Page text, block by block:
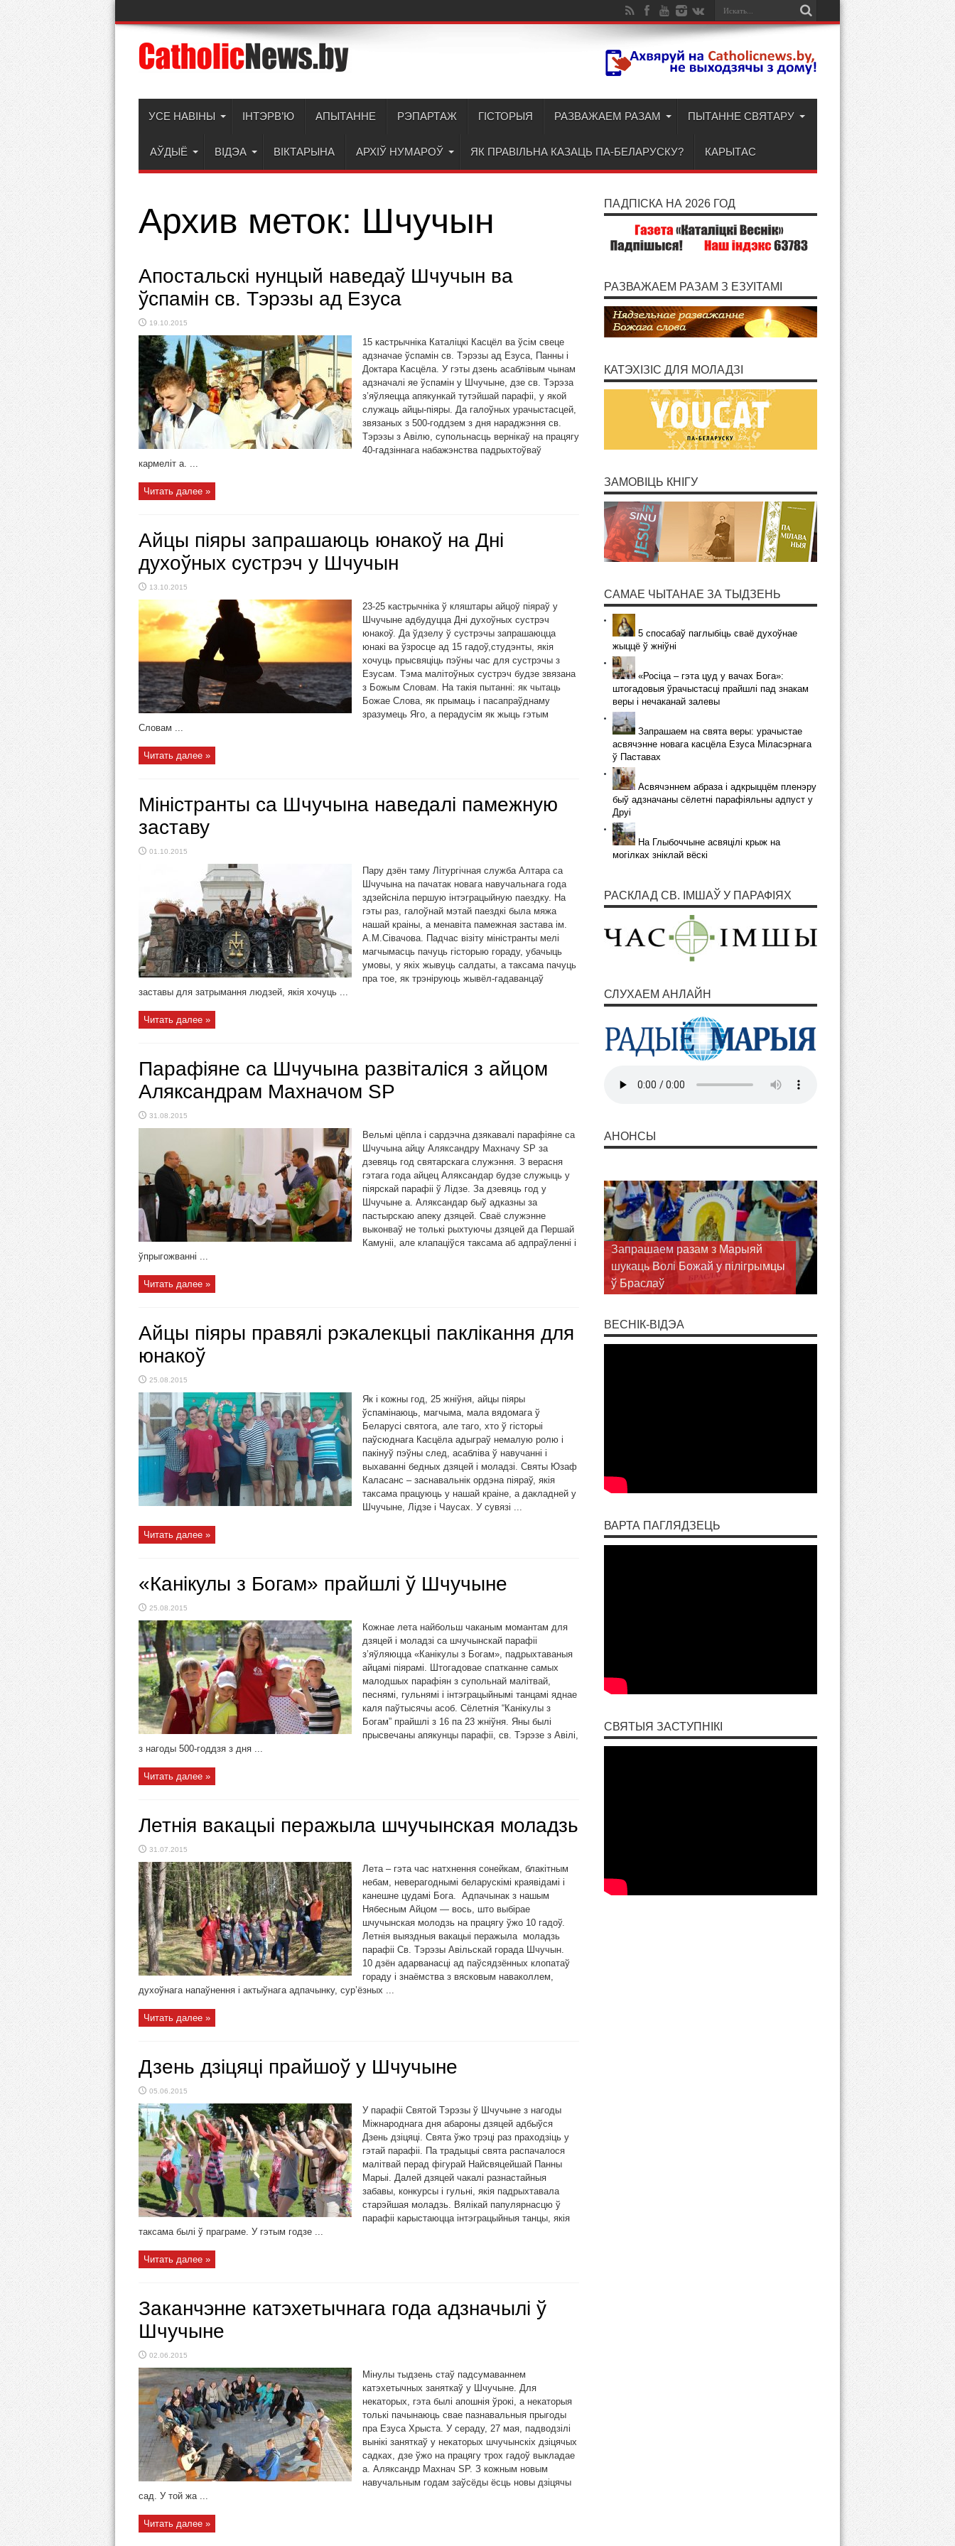
УСЕ НАВІНЫ ІНТЭРВ’Ю АПЫТАННЕ РЭПАРТАЖ ГІСТОРЫЯ РАЗВАЖАЕМ РАЗАМ ПЫТАННЕ СВЯТАРУ
АЎДЫЁ ВІДЭА ВІКТАРЫНА АРХІЎ НУМАРОЎ ЯК ПРАВІЛЬНА КАЗАЦЬ ПА-БЕЛАРУСКУ? КАРЫТАС
Архив меток: Шчучын
Апостальскі нунцый наведаў Шчучын ва
ўспамін св. Тэрэзы ад Езуса
19.10.2015
15 кастрычніка Каталіцкі Касцёл ва ўсім свеце
адзначае ўспамін св. Тэрэзы ад Езуса, Панны і
Доктара Касцёла. У гэты дзень асаблівым чынам
адзначалі яе ўспамін у Шчучыне, дзе св. Тэрэза
з’яўляецца апякункай тутэйшай парафіі, у якой
служаць айцы-піяры. Да галоўных урачыстасцей,
звязаных з 500-годдзем з дня нараджэння св.
Тэрэзы з Авілю, супольнасць вернікаў на працягу
40-гадзіннага набажэнства падрыхтоўваў
кармеліт а. ...
Читать далее »
Айцы піяры запрашаюць юнакоў на Дні
духоўных сустрэч у Шчучын
13.10.2015
23-25 кастрычніка ў кляштары айцоў піяраў у
Шчучыне адбудуцца Дні духоўных сустрэч
юнакоў. Да ўдзелу ў сустрэчы запрашаюцца
юнакі ва ўзросце ад 15 гадоў,студэнты, якія
хочуць прысвяціць пэўны час для сустрэчы з
Езусам. Тэма малітоўных сустрэч будзе звязана
з Божым Словам. На такія пытанні: як чытаць
Божае Слова, як прымаць і пасапраўднаму
зразумець Яго, а перадусім як жыць гэтым
Словам ...
Читать далее »
Міністранты са Шчучына наведалі памежную
заставу
01.10.2015
Пару дзён таму Літургічная служба Алтара са
Шчучына на пачатак новага навучальнага года
здзейсніла першую інтэграцыйную паездку. На
гэты раз, галоўнай мэтай паездкі была мяжа
нашай краіны, а менавіта памежная застава ім.
А.М.Сівачова. Падчас візіту міністранты мелі
магчымасць пачуць гісторыю гораду, убачыць
умовы, у якіх жывуць салдаты, а таксама пачуць
пра тое, як трэніруюць жывёл-гадаванцаў
заставы для затрымання людзей, якія хочуць ...
Читать далее »
Парафіяне са Шчучына развіталіся з айцом
Аляксандрам Махначом SP
31.08.2015
Вельмі цёпла і сардэчна дзякавалі парафіяне са
Шчучына айцу Аляксандру Махначу SP за
дзевяць год святарскага служэння. З верасня
гэтага года айцец Аляксандар будзе служыць у
піярскай парафіі ў Лідзе. За дзевяць год у
Шчучыне а. Аляксандар быў адказны за
пастырскаю апеку дзяцей. Сваё служэнне
выконваў не толькі рыхтуючы дзяцей да Першай
Камуніі, але клапаціўся таксама аб адпраўленні і
ўпрыгожванні ...
Читать далее »
Айцы піяры правялі рэкалекцыі паклікання для
юнакоў
25.08.2015
Як і кожны год, 25 жніўня, айцы піяры
ўспамінаюць, магчыма, мала вядомага ў
Беларусі святога, але таго, хто ў гісторыі
паўсюднага Касцёла адыграў немалую ролю і
пакінуў пэўны след, асабліва ў навучанні і
выхаванні бедных дзяцей і моладзі. Святы Юзаф
Каласанс – заснавальнік ордэна піяраў, якія
таксама працуюць у нашай краіне, а дакладней у
Шчучыне, Лідзе і Чаусах. У сувязі ...
Читать далее »
«Канікулы з Богам» прайшлі ў Шчучыне
25.08.2015
Кожнае лета найбольш чаканым момантам для
дзяцей і моладзі са шчучынскай парафіі
з’яўляюцца «Канікулы з Богам», падрыхтаваныя
айцамі піярамі. Штогадовае спатканне самых
малодшых парафіян з супольнай малітвай,
песнямі, гульнямі і інтэграцыйнымі танцамі яднае
каля паўтысячы асоб. Сёлетнія “Канікулы з
Богам” прайшлі з 16 па 23 жніўня. Яны былі
прысвечаны апякунцы парафіі, св. Тэрэзе з Авілі,
з нагоды 500-годдзя з дня ...
Читать далее »
Летнія вакацыі перажыла шчучынская моладзь
31.07.2015
Лета – гэта час натхнення сонейкам, блакітным
небам, неверагоднымі беларускімі краявідамі і
канешне цудамі Бога. Адпачынак з нашым
Нябесным Айцом — вось, што выбірае
шчучынская молодзь на працягу ўжо 10 гадоў.
Летнія выяздныя вакацыі перажыла моладзь
парафіі Св. Тэрэзы Авільскай горада Шчучын.
10 дзён адарванасці ад паўсядзённых клопатаў
гораду і знаёмства з вясковым наваколлем,
духоўнага напаўнення і актыўнага адпачынку, сур’ёзных ...
Читать далее »
Дзень дзіцяці прайшоў у Шчучыне
05.06.2015
У парафіі Святой Тэрэзы ў Шчучыне з нагоды
Міжнароднага дня абароны дзяцей адбыўся
Дзень дзіцяці. Свята ўжо трэці раз праходзіць у
гэтай парафіі. Па традыцыі свята распачалося
малітвай перад фігурай Найсвяцейшай Панны
Марыі. Далей дзяцей чакалі разнастайныя
забавы, конкурсы і гульні, якія падрыхтавала
старэйшая моладзь. Вялікай папулярнасцю ў
парафіі карыстаюцца інтэграцыйныя танцы, якія
таксама былі ў праграме. У гэтым годзе ...
Читать далее »
Заканчэнне катэхетычнага года адзначылі ў
Шчучыне
02.06.2015
Мінулы тыдзень стаў падсумаваннем
катэхетычных заняткаў у Шчучыне. Для
некаторых, гэта былі апошнія ўрокі, а некаторыя
толькі пачынаюць свае пазнавальныя прыгоды
пра Езуса Хрыста. У сераду, 27 мая, падводзілі
вынікі заняткаў у некаторых шчучынскіх дзіцячых
садках, дзе ўжо на працягу трох гадоў выкладае
а. Аляксандр Махнач SP. З кожным новым
навучальным годам заўсёды ёсць новы дзіцячы
сад. У той жа ...
Читать далее »
ПАДПІСКА НА 2026 ГОД
РАЗВАЖАЕМ РАЗАМ З ЕЗУІТАМІ
КАТЭХІЗІС ДЛЯ МОЛАДЗІ
ЗАМОВІЦЬ КНІГУ
САМАЕ ЧЫТАНАЕ ЗА ТЫДЗЕНЬ
5 спосабаў паглыбіць сваё духоўнае
жыццё ў жніўні
«Росіца – гэта цуд у вачах Бога»:
штогадовыя ўрачыстасці прайшлі пад знакам
веры і нечаканай залевы
Запрашаем на свята веры: урачыстае
асвячэнне новага касцёла Езуса Міласэрнага
ў Паставах
Асвячэннем абраза і адкрыццём пленэру
быў адзначаны сёлетні парафіяльны адпуст у
Друі
На Глыбоччыне асвяцілі крыж на
могілках зніклай вёскі
РАСКЛАД СВ. ІМШАЎ У ПАРАФІЯХ
СЛУХАЕМ АНЛАЙН
АНОНСЫ
Душпастырства цвярозасці
правядзе ў Тракелях сямейную
сустрэчу
ВЕСНІК-ВІДЭА
ВАРТА ПАГЛЯДЗЕЦЬ
СВЯТЫЯ ЗАСТУПНІКІ